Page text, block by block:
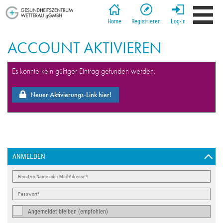
Home Registrieren Log-In
ACCOUNT AKTIVIEREN
Es konnte kein gültiger Eintrag gefunden werden.
Neuer Aktivierungs-Link hier!
ANMELDEN
Angemeldet bleiben (empfohlen)